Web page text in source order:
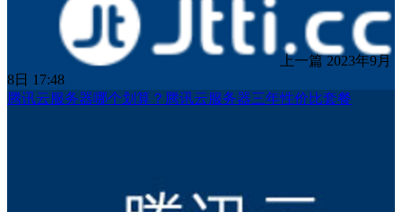
上一篇 2023年9月
8日 17:48
腾讯云服务器哪个划算？腾讯云服务器三年性价比套餐